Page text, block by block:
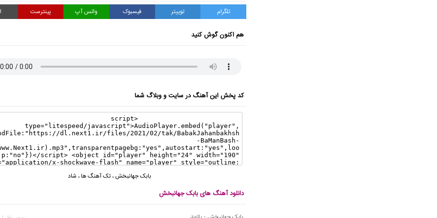
تلگرام توییتر فیسبوک واتس آپ پینترست
هم اکنون گوش کنید
کد پخش این آهنگ در سایت و وبلاگ شما
بابک جهانبخش ،تک آهنگ ها، شاد
دانلود آهنگ های بابک جهانبخش